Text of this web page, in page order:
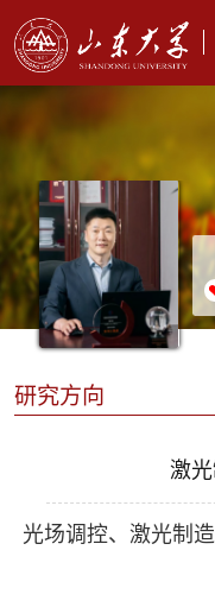
研究方向
激
光场调控、激光制